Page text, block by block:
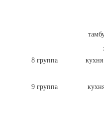
фен,
холл
8 группа
9 группа кухня